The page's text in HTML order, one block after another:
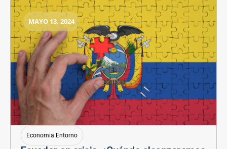
MAYO 13, 2024
Economia Entorno